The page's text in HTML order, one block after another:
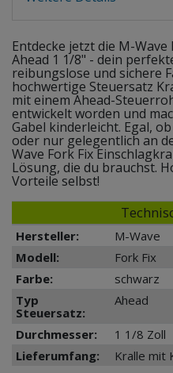
Entdecke jetzt die M-
Ahead 1 1/8" - dein
reibungslose und sichere
hochwertige Steuersatz
mit einem Ahead-
entwickelt worden und
Gabel kinderleicht. Egal,
oder nur gelegentlich an
Wave Fork Fix
Lösung, die du brauchst.
Vorteile selbst!
Hersteller:
M-Wave
Modell:
Fork Fix
Farbe:
schwarz
Typ
Steuersatz:
Ahead
Durchmesser:
1 1/8 Zoll
Lieferumfang:
Kralle mit